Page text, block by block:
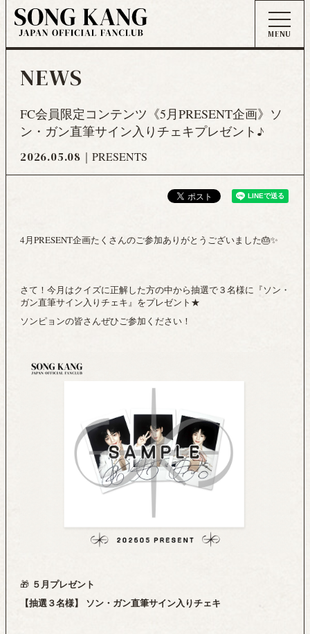
NEWS
FC会員限定コンテンツ《5月PRESENT企画》ソ
ン・ガン直筆サイン入りチェキプレゼント♪
2026.05.08 PRESENTS
4月PRESENT企画たくさんのご参加ありがとうございました🎂✨
さて！今月はクイズに正解した方の中から抽選で３名様に『ソン・
ガン直筆サイン入りチェキ』をプレゼント★
ソンピョンの皆さんぜひご参加ください！
🎁 ５月プレゼント
【抽選３名様】 ソン・ガン直筆サイン入りチェキ